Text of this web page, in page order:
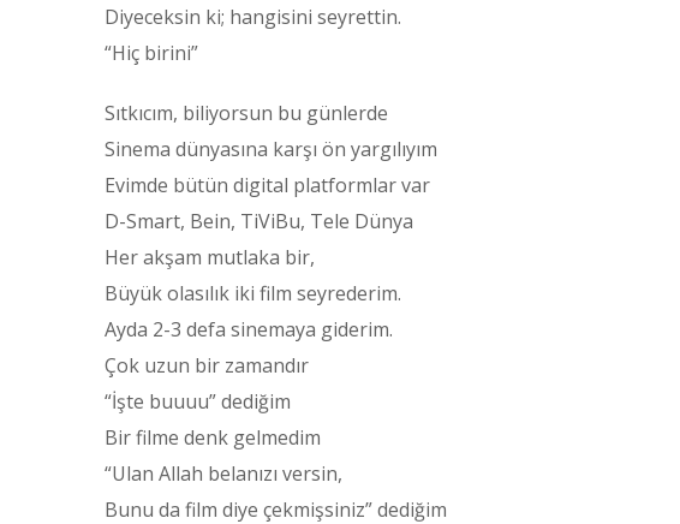
Diyeceksin ki; hangisini seyrettin.
“Hiç birini”
Sıtkıcım, biliyorsun bu günlerde
Sinema dünyasına karşı ön yargılıyım
Evimde bütün digital platformlar var
D-Smart, Bein, TiViBu, Tele Dünya
Her akşam mutlaka bir,
Büyük olasılık iki film seyrederim.
Ayda 2-3 defa sinemaya giderim.
Çok uzun bir zamandır
“İşte buuuu” dediğim
Bir filme denk gelmedim
“Ulan Allah belanızı versin,
Bunu da film diye çekmişsiniz” dediğim